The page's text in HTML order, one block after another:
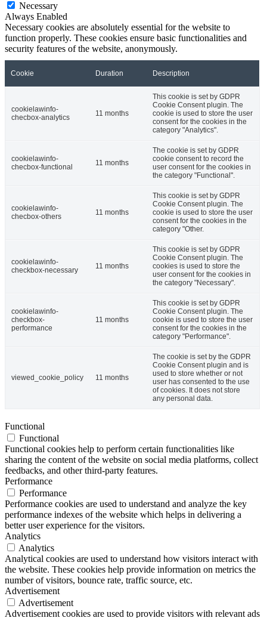
Necessary
Always Enabled
Necessary cookies are absolutely essential for the website to
function properly. These cookies ensure basic functionalities and
security features of the website, anonymously.
Cookie Duration Description
cookielawinfo-
checbox-analytics
11 months
This cookie is set by GDPR
Cookie Consent plugin. The
cookie is used to store the user
consent for the cookies in the
category "Analytics".
cookielawinfo-
checbox-functional
11 months
The cookie is set by GDPR
cookie consent to record the
user consent for the cookies in
the category "Functional".
cookielawinfo-
checbox-others
11 months
This cookie is set by GDPR
Cookie Consent plugin. The
cookie is used to store the user
consent for the cookies in the
category "Other.
cookielawinfo-
checkbox-necessary
11 months
This cookie is set by GDPR
Cookie Consent plugin. The
cookies is used to store the
user consent for the cookies in
the category "Necessary".
cookielawinfo-
checkbox-
performance
11 months
This cookie is set by GDPR
Cookie Consent plugin. The
cookie is used to store the user
consent for the cookies in the
category "Performance".
viewed_cookie_policy 11 months
The cookie is set by the GDPR
Cookie Consent plugin and is
used to store whether or not
user has consented to the use
of cookies. It does not store
any personal data.
Functional
Functional
Functional cookies help to perform certain functionalities like
sharing the content of the website on social media platforms, collect
feedbacks, and other third-party features.
Performance
Performance
Performance cookies are used to understand and analyze the key
performance indexes of the website which helps in delivering a
better user experience for the visitors.
Analytics
Analytics
Analytical cookies are used to understand how visitors interact with
the website. These cookies help provide information on metrics the
number of visitors, bounce rate, traffic source, etc.
Advertisement
Advertisement
Advertisement cookies are used to provide visitors with relevant ads